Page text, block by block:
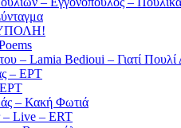
– Lamia Bedioui – Γιατί Πουλί
– ΕΡΤ
– Κακή Φωτιά
– Live – ERT